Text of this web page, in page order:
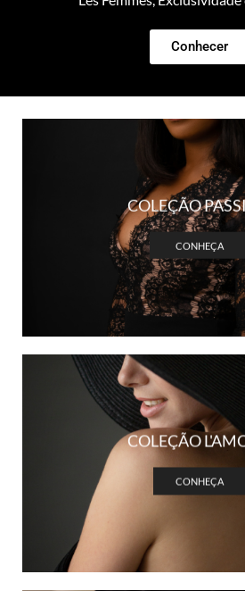
Conhecer
COLEÇÃO
CONHEÇA
COLEÇÃO
CONHEÇA